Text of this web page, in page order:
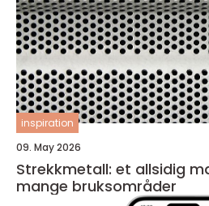
inspiration
09. May 2026
Strekkmetall: et allsidig
mange bruksområder